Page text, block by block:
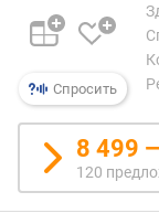
л
щ
н
а
в
е
с
Спросить
8 499
120